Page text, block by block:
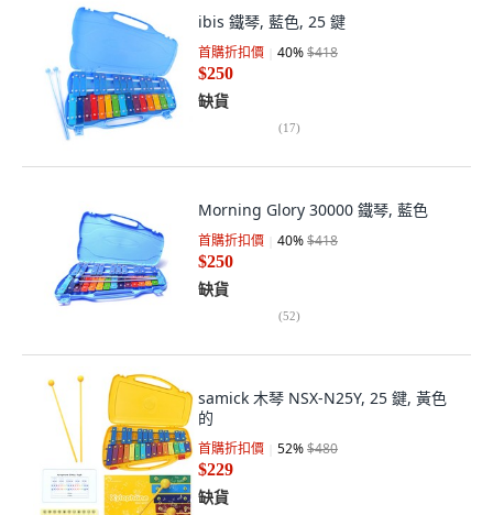
ibis 鐵琴, 藍色, 25 鍵
首購折扣價 40%$418
$250
缺貨
(17)
Morning Glory 30000 鐵琴, 藍色
首購折扣價 40%$418
$250
缺貨
(52)
samick 木琴 NSX-N25Y, 25 鍵, 黃色
的
首購折扣價 52%$480
$229
缺貨